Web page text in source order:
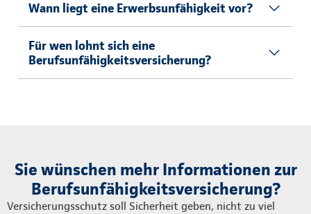
Wann liegt eine Erwerbsunfähigkeit vor?
Für wen lohnt sich eine
Berufsunfähigkeitsversicherung?
Sie wünschen mehr Informationen zur
Berufsunfähigkeitsversicherung?
Versicherungsschutz soll Sicherheit geben, nicht zu viel